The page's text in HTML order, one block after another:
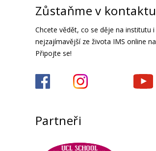
Zůstaňme v kontaktu
Chcete vědět, co se děje na institutu
nejzajímavější ze života IMS online
Připojte se!
Partneři